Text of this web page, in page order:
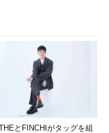
とFINCHIがタッグを組